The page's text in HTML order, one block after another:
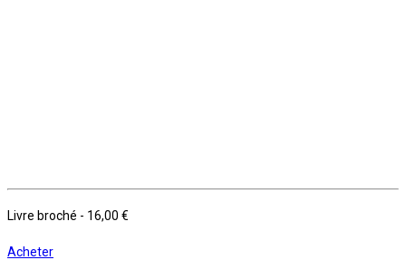
Livre broché - 16,00 €
Acheter